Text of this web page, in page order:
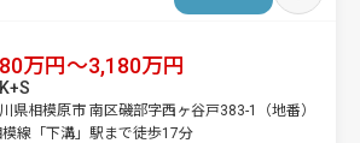
万円～3,180万円
県相模原市 南区磯部字西ヶ谷戸383-1（地番）
線「下溝」駅まで徒歩17分